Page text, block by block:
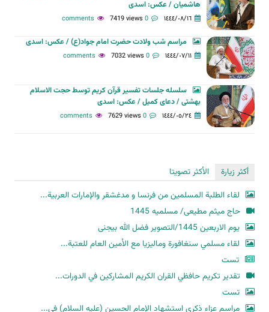
هاشمیان / عکس: اسدی
١٤٤٤/٠٨/١٦ 0 comments
7419 views
مراسم شب ولادت حضرت امام جواد(ع) / عکس: اسدی
١٤٤٤/٠٧/١١ 0 comments
7032 views
سلسله جلسات تفسیر قرآن کریم توسط حجت الاسلام
بهشتی / دعای کمیل / عکس: اسدی
١٤٤٤/٠٥/٢٤ 0 comments
7629 views
أكثر زيارة
الأكثر تصويتا
لقاء الطلبة المسلمين من فرنسا و مدغشقر والإمارات العربية...
حاج میثم مطیعی/ مسلمیه 1445
یوم الاربعین 1445/التصویر فضل الله بیجنی
لقاء مسلمي سنغافورة وماليزيا مع الأمين العام للعتبة...
تست
تقدير تكريم حافظي القران الكريم المشاركين في الدورات...
تست
مراسم عزاء ذكرى استشهاد الإمام الحسين (عليه السلام) في...